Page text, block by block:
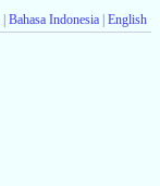
Bahasa Indonesia English